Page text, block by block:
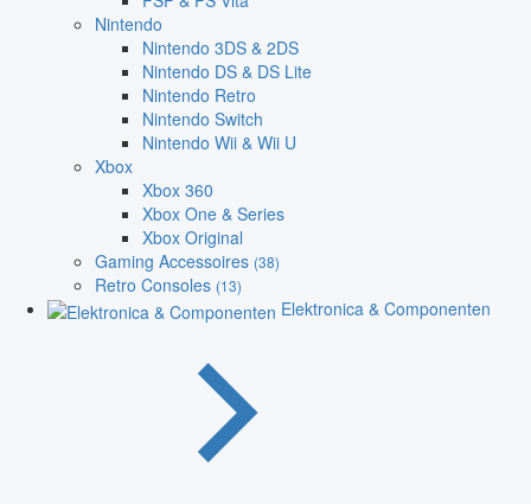
Nintendo
Nintendo 3DS & 2DS
Nintendo DS & DS Lite
Nintendo Retro
Nintendo Switch
Nintendo Wii & Wii U
Xbox
Xbox 360
Xbox One & Series
Xbox Original
Gaming Accessoires (38)
Retro Consoles (13)
Elektronica & Componenten